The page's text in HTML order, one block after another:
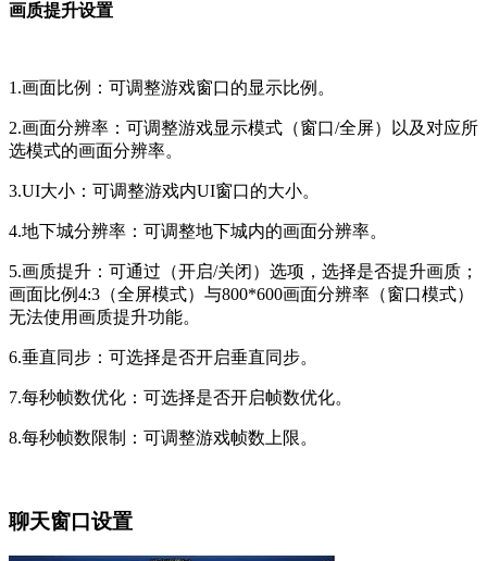
画质提升设置
1.画面比例：可调整游戏窗口的显示比例。
2.画面分辨率：可调整游戏显示模式（窗口/全屏）以及对应所
选模式的画面分辨率。
3.UI大小：可调整游戏内UI窗口的大小。
4.地下城分辨率：可调整地下城内的画面分辨率。
5.画质提升：可通过（开启/关闭）选项，选择是否提升画质；
画面比例4:3（全屏模式）与800*600画面分辨率（窗口模式）
无法使用画质提升功能。
6.垂直同步：可选择是否开启垂直同步。
7.每秒帧数优化：可选择是否开启帧数优化。
8.每秒帧数限制：可调整游戏帧数上限。
聊天窗口设置